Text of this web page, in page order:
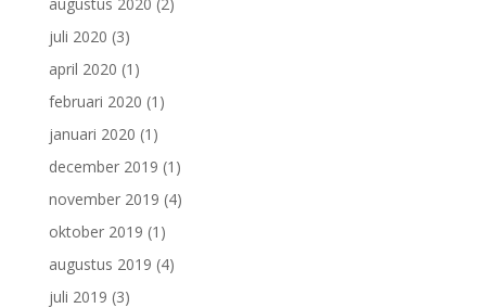
juli 2020 (3)
april 2020 (1)
februari 2020 (1)
januari 2020 (1)
december 2019 (1)
november 2019 (4)
oktober 2019 (1)
augustus 2019 (4)
juli 2019 (3)